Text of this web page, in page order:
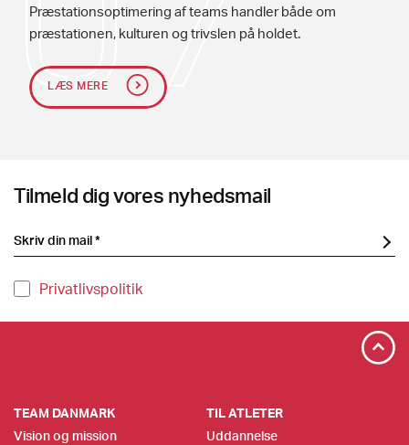
Præstationsoptimering af teams handler både om
præstationen, kulturen og trivslen på holdet.
LÆS MERE
Tilmeld dig vores nyhedsmail
Privatlivspolitik
TEAM DANMARK
Vision og mission
TIL ATLETER
Uddannelse